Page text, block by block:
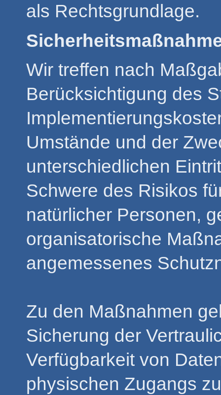
als Rechtsgrundlage.
Wir treffen nach
Berücksichtigung des
Umstände und der
unterschiedlichen
Schwere des Risikos
natürlicher Personen,
organisatorische
angemessenes
Zu den Maßnahmen
Sicherung der
Verfügbarkeit von
physischen Zugangs